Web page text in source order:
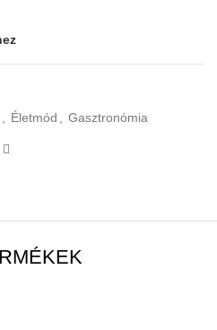
, Életmód , Gasztronómia